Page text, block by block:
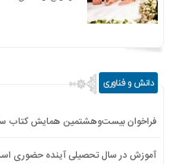
دانش و فناوری
فراخوان بیست‌وهشتمین همایش کتاب
آموزش در سال تحصیلی آینده حضوری